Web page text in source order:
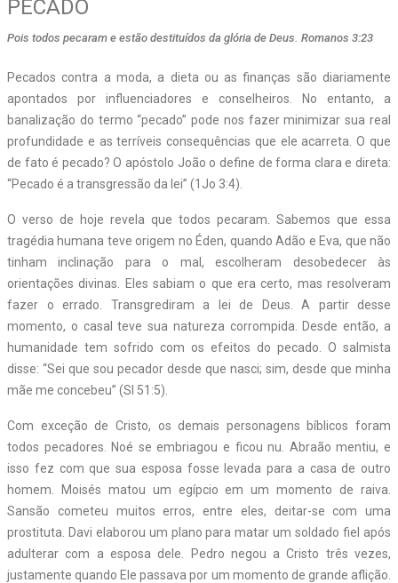
PECADO
Pois todos pecaram e estão destituídos da glória de Deus. Romanos 3:23
Pecados contra a moda, a dieta ou as finanças são diariamente
apontados por influenciadores e conselheiros. No entanto, a
banalização do termo “pecado” pode nos fazer minimizar sua real
profundidade e as terríveis consequências que ele acarreta. O que
de fato é pecado? O apóstolo João o define de forma clara e direta:
“Pecado é a transgressão da lei” (1Jo 3:4).
O verso de hoje revela que todos pecaram. Sabemos que essa
tragédia humana teve origem no Éden, quando Adão e Eva, que não
tinham inclinação para o mal, escolheram desobedecer às
orientações divinas. Eles sabiam o que era certo, mas resolveram
fazer o errado. Transgrediram a lei de Deus. A partir desse
momento, o casal teve sua natureza corrompida. Desde então, a
humanidade tem sofrido com os efeitos do pecado. O salmista
disse: “Sei que sou pecador desde que nasci; sim, desde que minha
mãe me concebeu” (Sl 51:5).
Com exceção de Cristo, os demais personagens bíblicos foram
todos pecadores. Noé se embriagou e ficou nu. Abraão mentiu, e
isso fez com que sua esposa fosse levada para a casa de outro
homem. Moisés matou um egípcio em um momento de raiva.
Sansão cometeu muitos erros, entre eles, deitar-se com uma
prostituta. Davi elaborou um plano para matar um soldado fiel após
adulterar com a esposa dele. Pedro negou a Cristo três vezes,
justamente quando Ele passava por um momento de grande aflição.